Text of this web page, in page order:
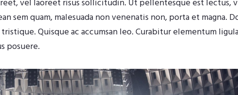
vel laoreet risus sollicitudin. Ut pellentesque est lectus,
sem quam, malesuada non venenatis non, porta et magna.
Quisque ac accumsan leo. Curabitur elementum
posuere.